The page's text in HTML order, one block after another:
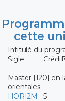
cette
Intitulé du
Sigle
Master [120] en
orientales
HORI2M
5